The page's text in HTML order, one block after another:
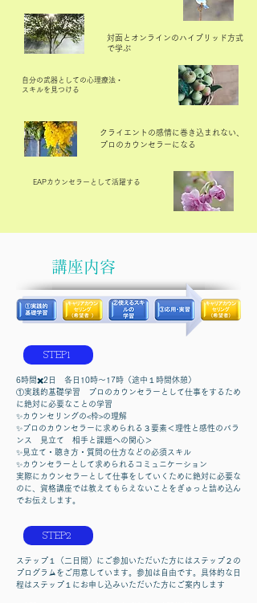
対面とオンラインのハイブリッド方式
で学ぶ
​自分の武器としての心理療法・
スキルを見つける
​クライエントの感情に巻き込まれない、
プロのカウンセラーになる
​EAPカウンセラーとして活躍する
​講座内容
STEP1
6時間✖️2日 各日10時〜17時（途中１時間休憩）
①実践的基礎学習
プロのカウンセラーとして仕事をするため
に絶対に必要なことの学習
✨カウンセリングの<枠>の理解
✨プロのカウンセラーに求められる３要素＜理性と感性のバラ
ンス 見立て 相手と課題への関心＞
✨見立て・聴き方・質問の仕方などの必須スキル
✨カウンセラーとして求められるコミュニケーション
実際にカウンセラーとして仕事をしていくために絶対に必要な
のに、資格講座では教えてもらえないことをぎゅっと詰め込ん
でお伝えします。
STEP2
ステップ１（二日間）にご参加いただいた方にはステップ２の
プログラムをご用意しています。参加は自由です。具体的な日
程はステップ１にお申し込みいただいた方にご案内します